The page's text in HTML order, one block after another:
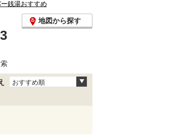
銭湯おすすめ
地図から探す
おすすめ順